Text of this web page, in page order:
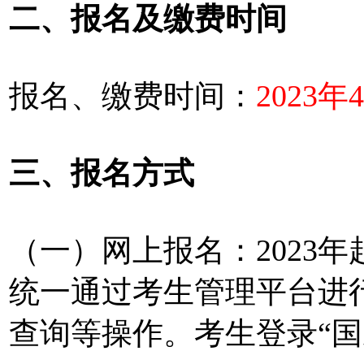
二、报名及缴费时间
报名、缴费时间： 2023年
三、报名方式
（一）网上报名：2023
统一通过考生管理平台进
查询等操作。考生登录“